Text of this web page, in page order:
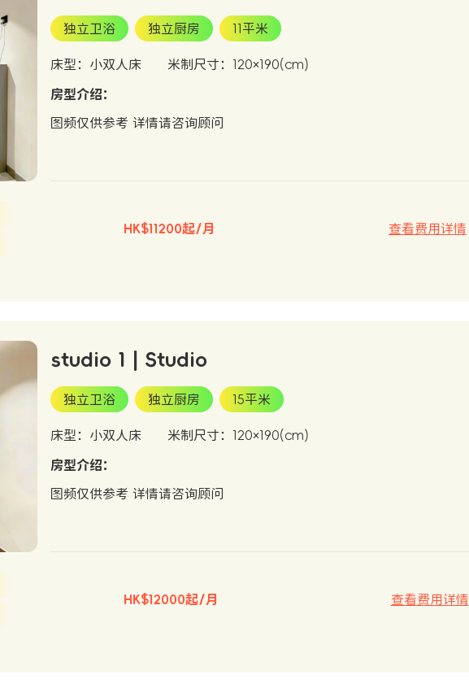
独立卫浴 独立厨房 11平米
床型：小双人床 米制尺寸：120×190(cm)
房型介绍：
图频仅供参考 详情请咨询顾问
HK$11200起/月 查看费用详情
studio 1 | Studio
独立卫浴 独立厨房 15平米
床型：小双人床 米制尺寸：120×190(cm)
房型介绍：
图频仅供参考 详情请咨询顾问
HK$12000起/月 查看费用详情